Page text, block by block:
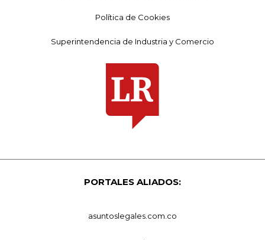
Política de Cookies
Superintendencia de Industria y Comercio
PORTALES ALIADOS:
asuntoslegales.com.co